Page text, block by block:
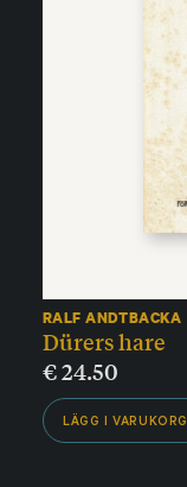
RALF ANDTBACKA
Dürers hare
€24.50
LÄGG I VARUKORG